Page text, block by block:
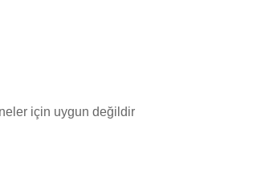
için uygun değildir